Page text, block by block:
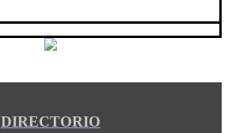
DIRECTORIO